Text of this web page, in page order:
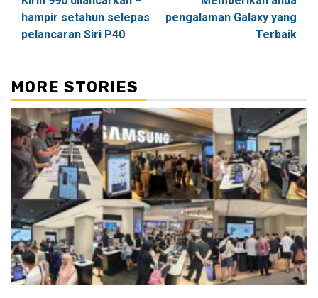
hampir setahun selepas
pelancaran Siri P40
pengalaman Galaxy yang
Terbaik
MORE STORIES